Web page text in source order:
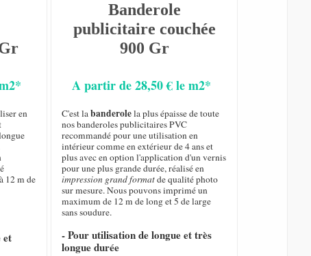
en
12 m de
et
Banderole
publicitaire couchée
900 Gr
A partir de 28,50 € le m2*
C'est labanderolela plus épaisse de toute
nos banderoles publicitaires PVC
recommandé pour une utilisation en
intérieur comme en extérieur de 4 ans et
plus avec en option l'application d'un vernis
pour une plus grande durée, réalisé en
impression grand formatde qualité photo
sur mesure. Nous pouvons imprimé un
maximum de 12 m de long et 5 de large
sans soudure.
- Pour utilisation de longue et très
longue durée